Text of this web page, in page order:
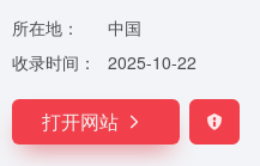
所在地：
中国
收录时间：
2025-10-22
打开网站